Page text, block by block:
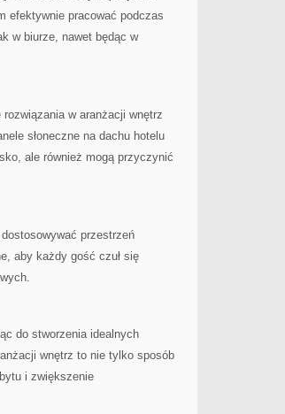
efektywnie⁤ pracować podczas
w biurze, nawet‌ będąc w
w ⁣aranżacji wnętrz
słoneczne na dachu hotelu
ale również mogą ⁤przyczynić
​przestrzeń
aby każdy ​gość czuł ‍się
do stworzenia idealnych
wnętrz⁢ to‌ nie tylko‌ sposób
i zwiększenie⁢